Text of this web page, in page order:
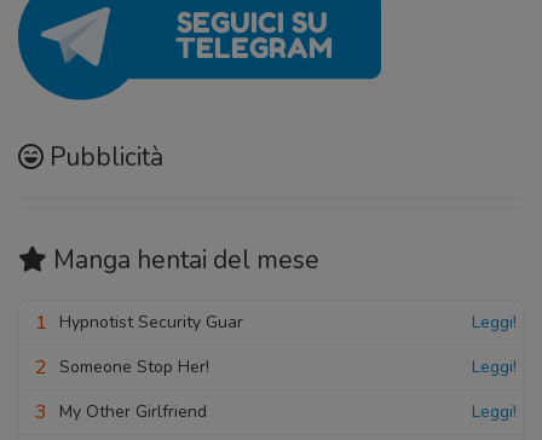
Pubblicità
Manga hentai del mese
1 Hypnotist Security Guar Leggi!
2 Someone Stop Her! Leggi!
3 My Other Girlfriend Leggi!